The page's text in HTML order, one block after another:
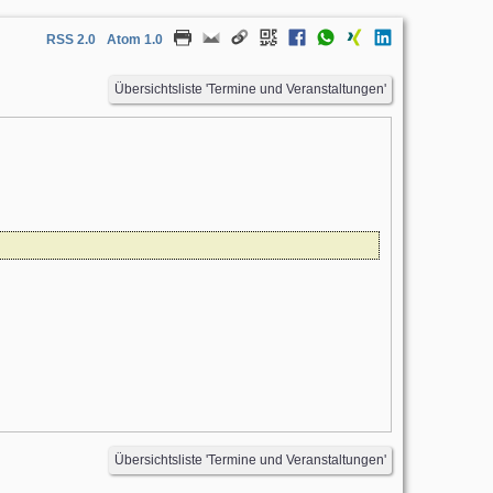
RSS 2.0 Atom 1.0
Übersichtsliste 'Termine und Veranstaltungen'
Übersichtsliste 'Termine und Veranstaltungen'